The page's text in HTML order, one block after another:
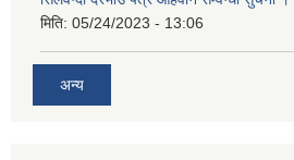
मिति: 05/24/2023 - 13:06
अन्य